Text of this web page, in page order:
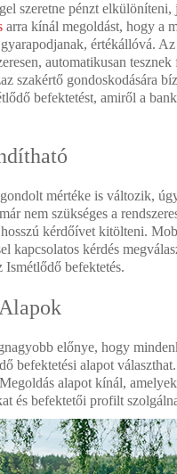
szeretne pénzt
arra kínál megoldást, hogy a
értékállóvá.
automatikusan tesznek
szakértő gondoskodására
befektetést, amiről a
mértéke is változik,
nem szükséges a
kérdőívet kitölteni.
kapcsolatos kérdés
Ismétlődő befektetés.
előnye, hogy
befektetési alapot
alapot kínál,
és befektetői profilt